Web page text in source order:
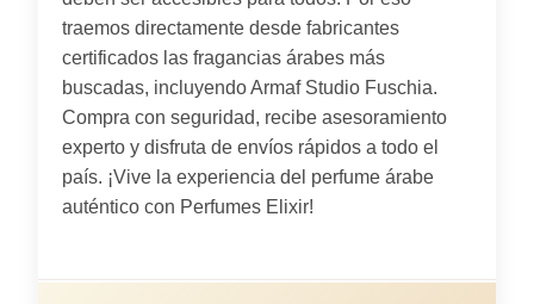
traemos directamente desde fabricantes
certificados las fragancias árabes más
buscadas, incluyendo Armaf Studio Fuschia.
Compra con seguridad, recibe asesoramiento
experto y disfruta de envíos rápidos a todo el
país. ¡Vive la experiencia del perfume árabe
auténtico con Perfumes Elixir!